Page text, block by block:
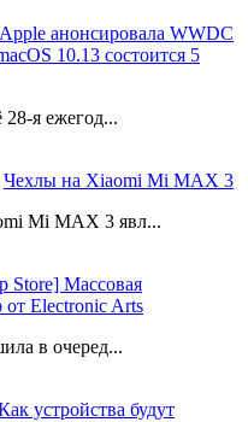
Apple анонсировала WWDC
10.13 состоится 5
28-я ежегод...
Чехлы на Xiaomi Mi MAX 3
Mi MAX 3 явл...
Store] Массовая
Electronic Arts
в очеред...
устройства будут